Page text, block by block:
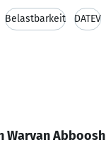
Belastbarkeit DATEV
Warvan Abboosh